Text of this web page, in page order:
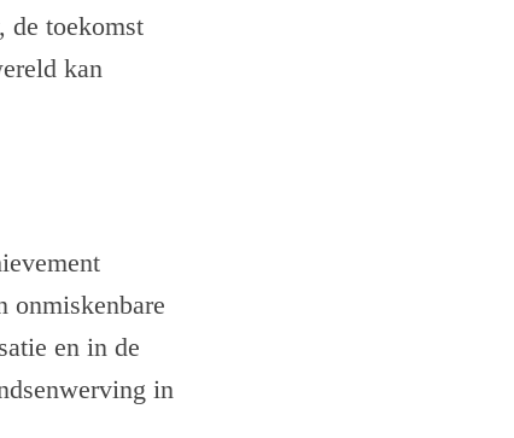
de toekomst
kan
onmiskenbare
en in de
in